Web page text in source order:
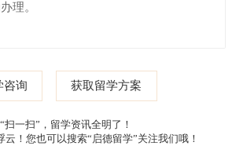
理。
咨询 获取留学方案
扫一扫”，留学资讯全明了！
！您也可以搜索“启德留学”关注我们哦！